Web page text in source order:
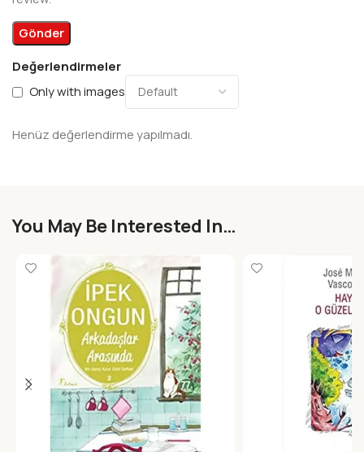
Değerlendirmeler
Only with images
Henüz değerlendirme yapılmadı.
You May Be Interested In…